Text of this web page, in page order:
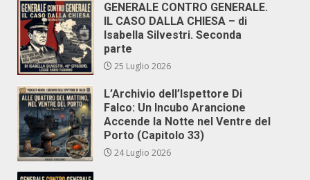
GENERALE CONTRO GENERALE.
IL CASO DALLA CHIESA – di
Isabella Silvestri. Seconda
parte
25 Luglio 2026
L’Archivio dell’Ispettore Di
Falco: Un Incubo Arancione
Accende la Notte nel Ventre del
Porto (Capitolo 33)
24 Luglio 2026